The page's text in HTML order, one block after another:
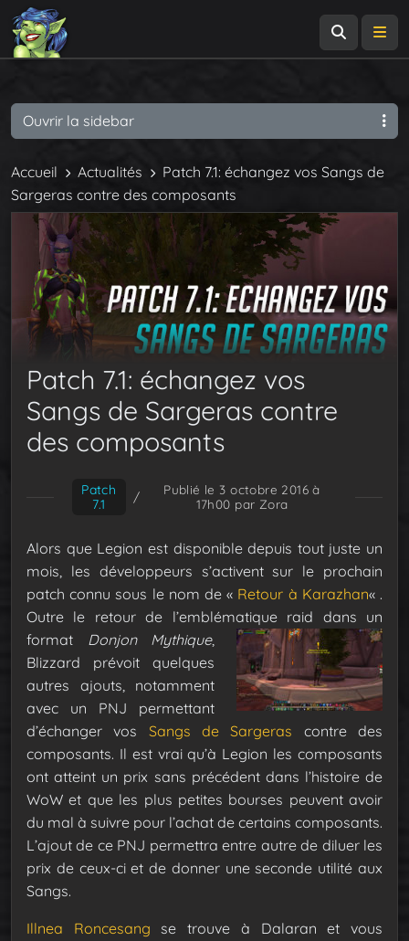
Accueil Actualités
Patch 7.1: échangez vos Sangs de
Sargeras contre des composants
Patch 7.1: échangez vos
Sangs de Sargeras contre
des composants
Patch
7.1
/
Publié le 3 octobre 2016 à
17h00 par Zora
Alors que Legion est disponible depuis tout juste un
mois, les développeurs s’activent sur le prochain
patch connu sous le nom de « Retour à Karazhan« .
Outre le retour de l’emblématique raid dans un
format Donjon Mythique,
Blizzard prévoit quelques
autres ajouts, notamment
avec un PNJ permettant
d’échanger vos Sangs de Sargeras contre des
composants. Il est vrai qu’à Legion les composants
ont atteint un prix sans précédent dans l’histoire de
WoW et que les plus petites bourses peuvent avoir
du mal à suivre pour l’achat de certains composants.
L’ajout de ce PNJ permettra entre autre de diluer les
prix de ceux-ci et de donner une seconde utilité aux
Sangs.
Illnea Roncesang se trouve à Dalaran et vous
Ouvrir la sidebar